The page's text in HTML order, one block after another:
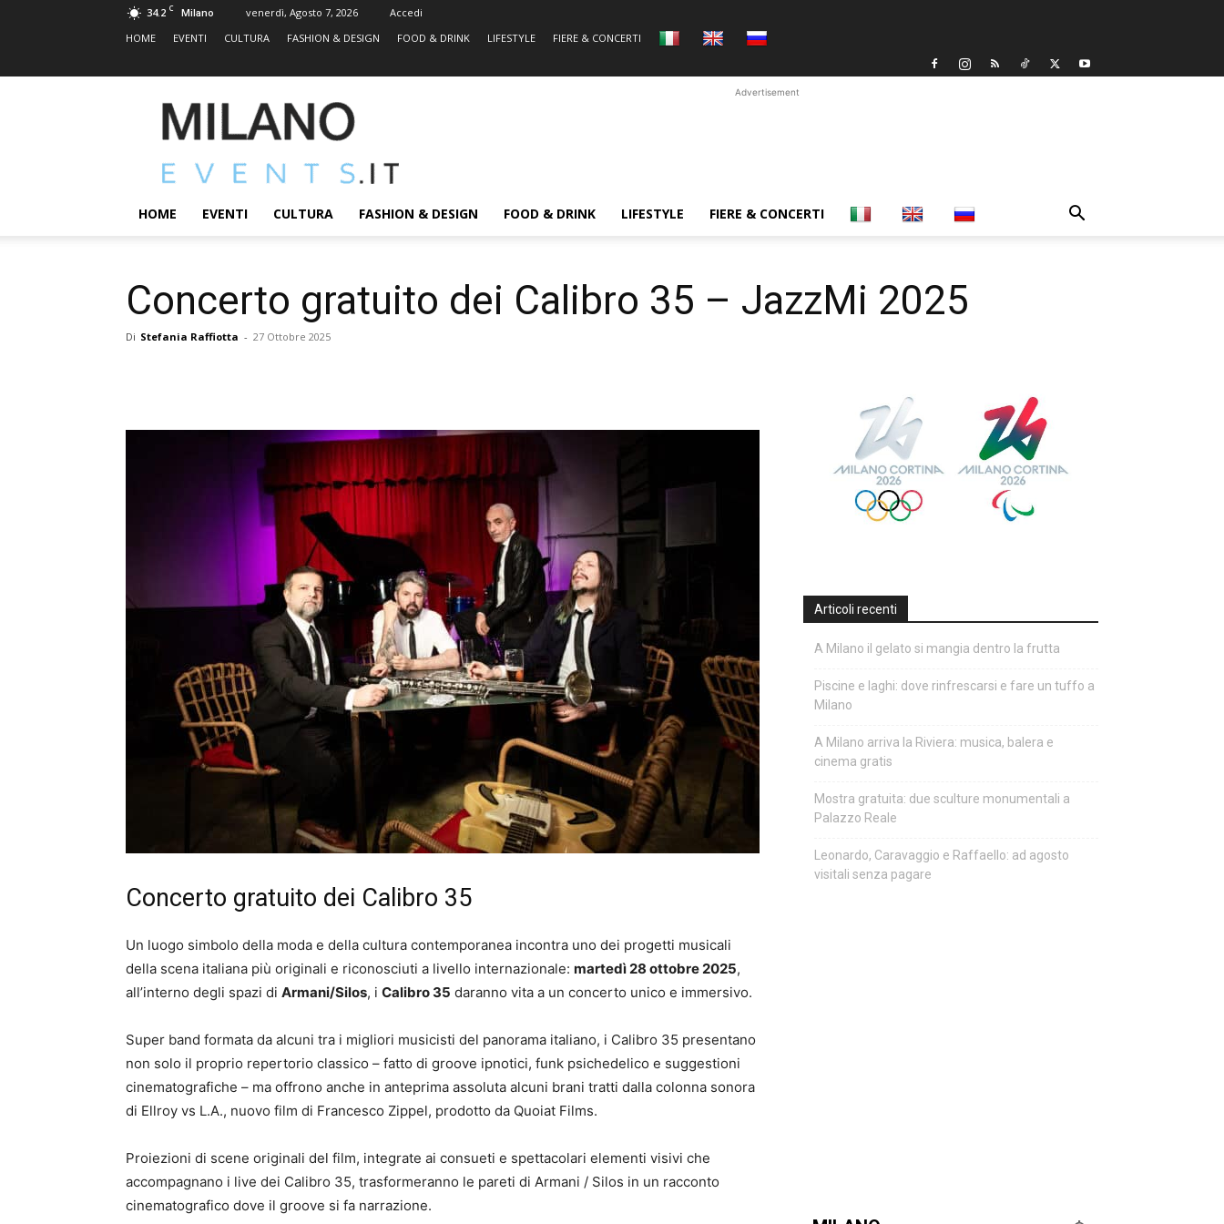
34.2 C Milano venerdì, Agosto 7, 2026
Accedi
HOME
EVENTI CULTURA FASHION & DESIGN FOOD & DRINK LIFESTYLE FIERE & CONCERTI
MILANOEVENTS.IT
|
2.0
ed
Eventi
Advertisement
HOME EVENTI CULTURA FASHION & DESIGN FOOD & DRINK LIFESTYLE FIERE & CONCERTI
Concerto gratuito dei Calibro 35 – JazzMi 2025
Di Stefania Raffiotta - 27 Ottobre 2025
Concerto gratuito dei Calibro 35
Un luogo simbolo della moda e della cultura contemporanea incontra uno dei progetti musicali
della scena italiana più originali e riconosciuti a livello internazionale: martedì 28 ottobre 2025,
all’interno degli spazi di Armani/Silos, i Calibro 35 daranno vita a un concerto unico e immersivo.
Super band formata da alcuni tra i migliori musicisti del panorama italiano, i Calibro 35 presentano
non solo il proprio repertorio classico – fatto di groove ipnotici, funk psichedelico e suggestioni
cinematografiche – ma offrono anche in anteprima assoluta alcuni brani tratti dalla colonna sonora
di Ellroy vs L.A., nuovo film di Francesco Zippel, prodotto da Quoiat Films.
Proiezioni di scene originali del film, integrate ai consueti e spettacolari elementi visivi che
accompagnano i live dei Calibro 35, trasformeranno le pareti di Armani / Silos in un racconto
cinematografico dove il groove si fa narrazione.
Articoli recenti
A Milano il gelato si mangia dentro la frutta
Piscine e laghi: dove rinfrescarsi e fare un tuffo a
Milano
A Milano arriva la Riviera: musica, balera e
cinema gratis
Mostra gratuita: due sculture monumentali a
Palazzo Reale
Leonardo, Caravaggio e Raffaello: ad agosto
visitali senza pagare